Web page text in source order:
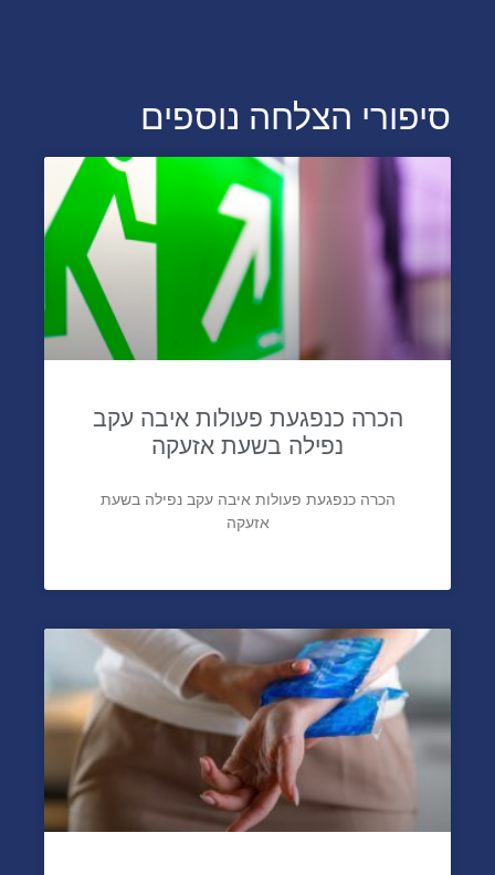
סיפורי הצלחה נוספים
הכרה כנפגעת פעולות איבה עקב
נפילה בשעת אזעקה
הכרה כנפגעת פעולות איבה עקב נפילה בשעת
אזעקה